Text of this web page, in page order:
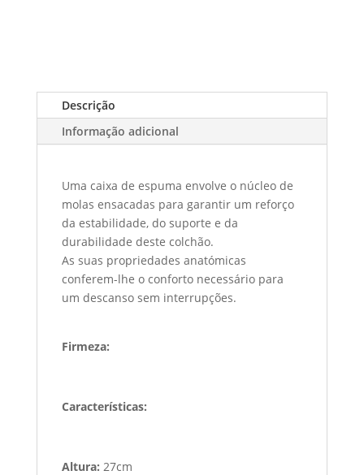
Descrição
Informação adicional
Uma caixa de espuma envolve o núcleo de
molas ensacadas para garantir um reforço
da estabilidade, do suporte e da
durabilidade deste colchão.
As suas propriedades anatómicas
conferem-lhe o conforto necessário para
um descanso sem interrupções.
Firmeza:
Características:
Altura: 27cm